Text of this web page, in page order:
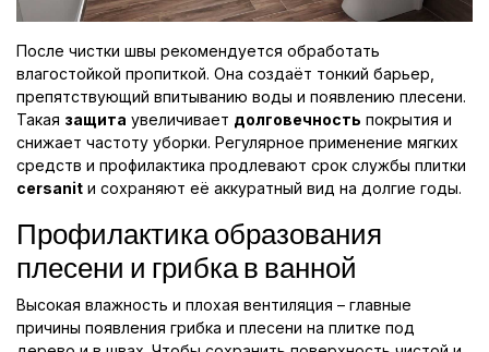
После чистки швы рекомендуется обработать
влагостойкой пропиткой. Она создаёт тонкий барьер,
препятствующий впитыванию воды и появлению плесени.
Такая защита увеличивает долговечность покрытия и
снижает частоту уборки. Регулярное применение мягких
средств и профилактика продлевают срок службы плитки
cersanit и сохраняют её аккуратный вид на долгие годы.
Профилактика образования
плесени и грибка в ванной
Высокая влажность и плохая вентиляция – главные
причины появления грибка и плесени на плитке под